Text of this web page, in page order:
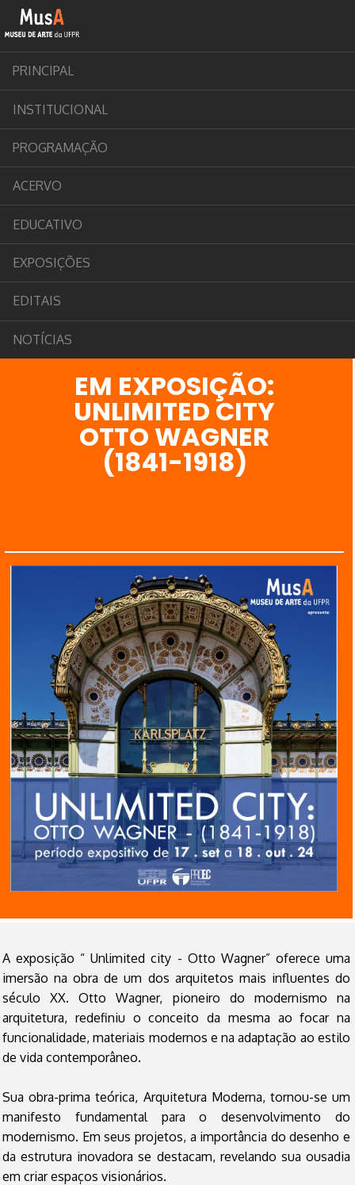
PRINCIPAL
INSTITUCIONAL
PROGRAMAÇÃO
ACERVO
EDUCATIVO
EXPOSIÇÕES
EDITAIS
NOTÍCIAS
EM EXPOSIÇÃO:
UNLIMITED CITY
OTTO WAGNER
(1841-1918)
A exposição “ Unlimited city - Otto Wagner” oferece uma
imersão na obra de um dos arquitetos mais influentes do
século XX. Otto Wagner, pioneiro do modernismo na
arquitetura, redefiniu o conceito da mesma ao focar na
funcionalidade, materiais modernos e na adaptação ao estilo
de vida contemporâneo.
Sua obra-prima teórica, Arquitetura Moderna, tornou-se um
manifesto fundamental para o desenvolvimento do
modernismo. Em seus projetos, a importância do desenho e
da estrutura inovadora se destacam, revelando sua ousadia
em criar espaços visionários.